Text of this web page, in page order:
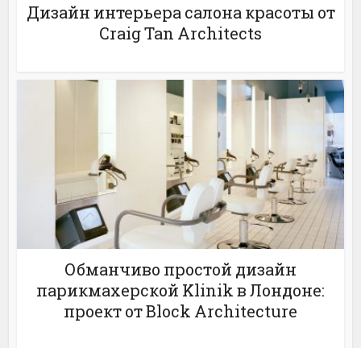
Дизайн интерьера салона красоты от
Craig Tan Architects
Обманчиво простой дизайн
парикмахерской Klinik в Лондоне:
проект от Block Architecture